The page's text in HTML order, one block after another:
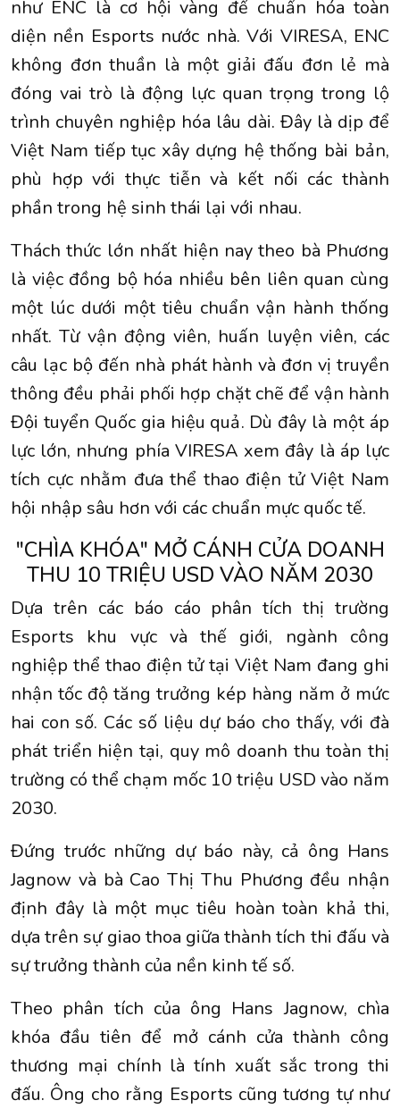
như ENC là cơ hội vàng để chuẩn hóa toàn
diện nền Esports nước nhà. Với VIRESA, ENC
không đơn thuần là một giải đấu đơn lẻ mà
đóng vai trò là động lực quan trọng trong lộ
trình chuyên nghiệp hóa lâu dài. Đây là dịp để
Việt Nam tiếp tục xây dựng hệ thống bài bản,
phù hợp với thực tiễn và kết nối các thành
phần trong hệ sinh thái lại với nhau.
Thách thức lớn nhất hiện nay theo bà Phương
là việc đồng bộ hóa nhiều bên liên quan cùng
một lúc dưới một tiêu chuẩn vận hành thống
nhất. Từ vận động viên, huấn luyện viên, các
câu lạc bộ đến nhà phát hành và đơn vị truyền
thông đều phải phối hợp chặt chẽ để vận hành
Đội tuyển Quốc gia hiệu quả. Dù đây là một áp
lực lớn, nhưng phía VIRESA xem đây là áp lực
tích cực nhằm đưa thể thao điện tử Việt Nam
hội nhập sâu hơn với các chuẩn mực quốc tế.
"CHÌA KHÓA" MỞ CÁNH CỬA DOANH
THU 10 TRIỆU USD VÀO NĂM 2030
Dựa trên các báo cáo phân tích thị trường
Esports khu vực và thế giới, ngành công
nghiệp thể thao điện tử tại Việt Nam đang ghi
nhận tốc độ tăng trưởng kép hàng năm ở mức
hai con số. Các số liệu dự báo cho thấy, với đà
phát triển hiện tại, quy mô doanh thu toàn thị
trường có thể chạm mốc 10 triệu USD vào năm
2030.
Đứng trước những dự báo này, cả ông Hans
Jagnow và bà Cao Thị Thu Phương đều nhận
định đây là một mục tiêu hoàn toàn khả thi,
dựa trên sự giao thoa giữa thành tích thi đấu và
sự trưởng thành của nền kinh tế số.
Theo phân tích của ông Hans Jagnow, chìa
khóa đầu tiên để mở cánh cửa thành công
thương mại chính là tính xuất sắc trong thi
đấu. Ông cho rằng Esports cũng tương tự như